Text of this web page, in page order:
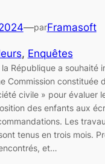
—parFramasoft
, Enquêtes
République a souhaité
Commission constituée
civile » pour évaluer
des enfants aux
Les
tenus en trois mois.
et…